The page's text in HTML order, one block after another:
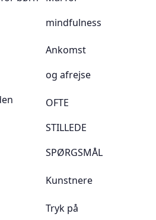
mindfulness
Ankomst
og afrejse
OFTE
STILLEDE
SPØRGSMÅL
Kunstnere
Tryk på